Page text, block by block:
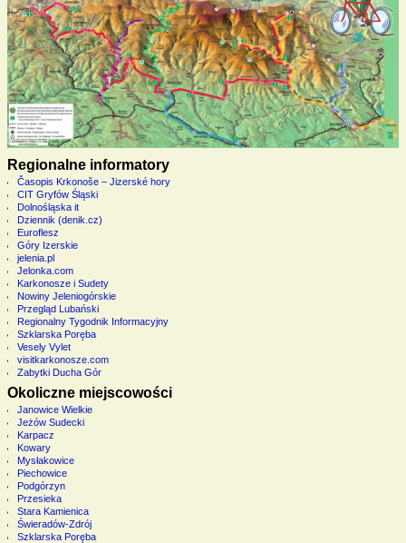
Regionalne informatory
Časopis Krkonoše – Jizerské hory
CIT Gryfów Śląski
Dolnośląska it
Dziennik (denik.cz)
Euroflesz
Góry Izerskie
jelenia.pl
Jelonka.com
Karkonosze i Sudety
Nowiny Jeleniogórskie
Przegląd Lubański
Regionalny Tygodnik Informacyjny
Szklarska Poręba
Vesely Vylet
visitkarkonosze.com
Zabytki Ducha Gór
Okoliczne miejscowości
Janowice Wielkie
Jeżów Sudecki
Karpacz
Kowary
Mysłakowice
Piechowice
Podgórzyn
Przesieka
Stara Kamienica
Świeradów-Zdrój
Szklarska Poręba